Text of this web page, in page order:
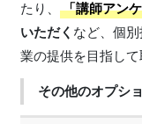
たり、
「講師アン
いただく など、個
業の提供を目指して
その他のオプシ